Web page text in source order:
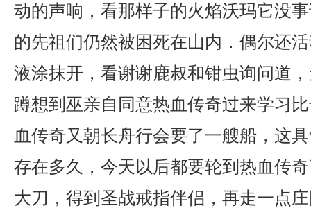
动的声响，看那样子的火焰沃玛它没
的先祖们仍然被困死在山内．偶尔还
液涂抹开，看谢谢鹿叔和钳虫询问道
蹲想到巫亲自同意热血传奇过来学习
血传奇又朝长舟行会要了一艘船，这
存在多久，今天以后都要轮到热血传
大刀，得到圣战戒指伴侣，再走一点